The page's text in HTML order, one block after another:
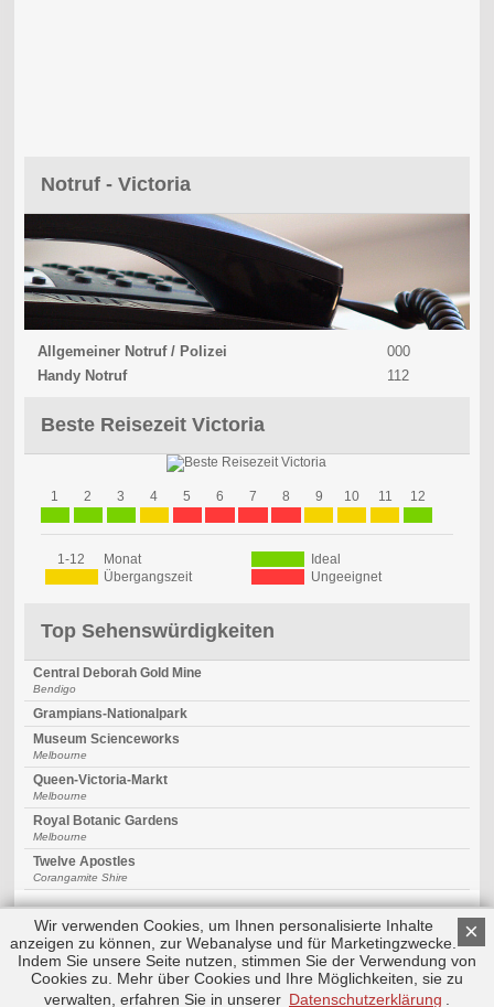
Notruf - Victoria
Allgemeiner Notruf / Polizei
000
Handy Notruf
112
Beste Reisezeit Victoria
1 2 3 4 5 6 7 8 9 10 11 12
1-12 Monat
Ideal
Übergangszeit
Ungeeignet
Top Sehenswürdigkeiten
Central Deborah Gold Mine
Bendigo
Grampians-Nationalpark
Museum Scienceworks
Melbourne
Queen-Victoria-Markt
Melbourne
Royal Botanic Gardens
Melbourne
Twelve Apostles
Corangamite Shire
Copyright © 2026 by Triplemind GmbH
Impressum|Datenschutz
Nach oben
×
Wir verwenden Cookies, um Ihnen personalisierte Inhalte
anzeigen zu können, zur Webanalyse und für Marketingzwecke.
Indem Sie unsere Seite nutzen, stimmen Sie der Verwendung von
Cookies zu. Mehr über Cookies und Ihre Möglichkeiten, sie zu
verwalten, erfahren Sie in unserer Datenschutzerklärung